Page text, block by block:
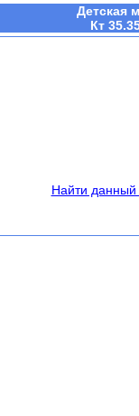
Детская
Кт
Найти данный